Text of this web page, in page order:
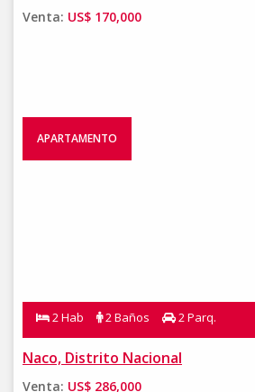
Venta: US$ 170,000
APARTAMENTO
2 Hab 2 Baños 2 Parq.
Naco, Distrito Nacional
Venta: US$ 286,000